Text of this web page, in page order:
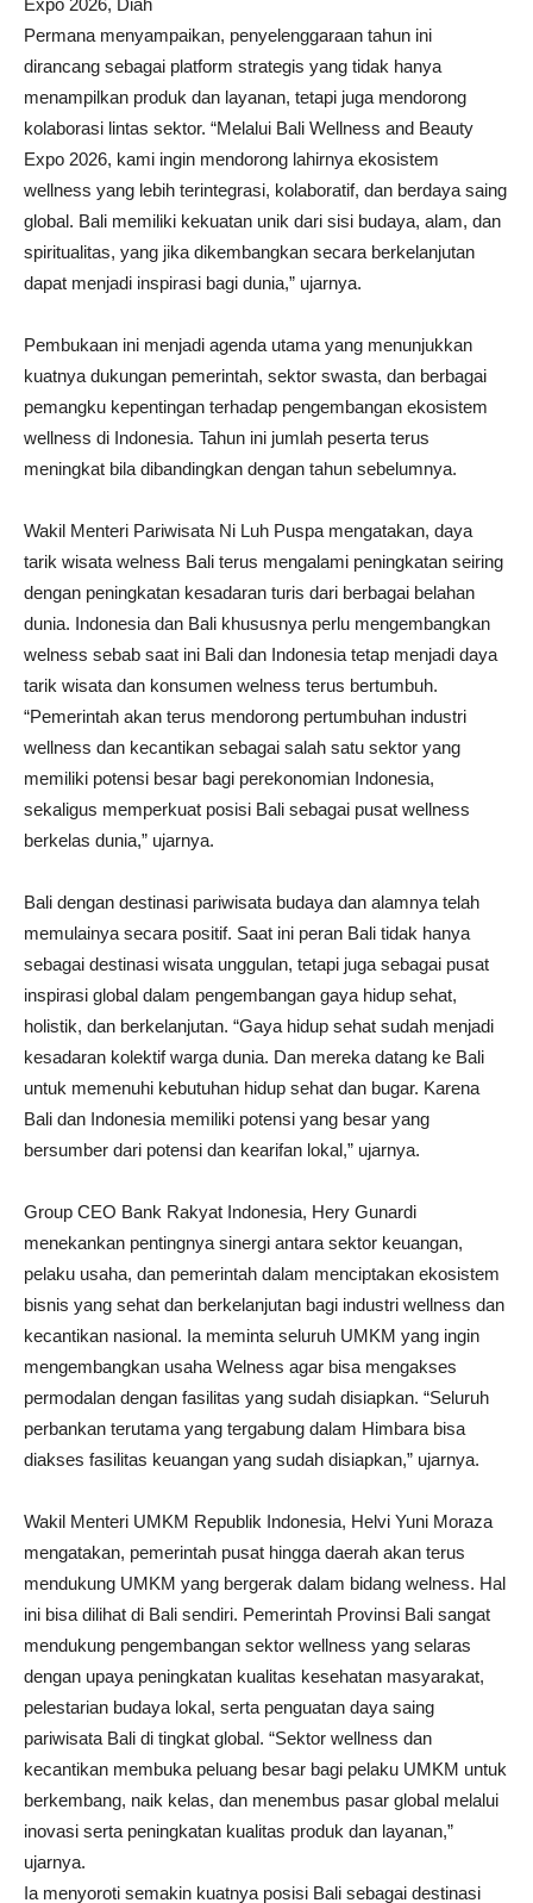
Expo 2026, Diah
Permana menyampaikan, penyelenggaraan tahun ini
dirancang sebagai platform strategis yang tidak hanya
menampilkan produk dan layanan, tetapi juga mendorong
kolaborasi lintas sektor. “Melalui Bali Wellness and Beauty
Expo 2026, kami ingin mendorong lahirnya ekosistem
wellness yang lebih terintegrasi, kolaboratif, dan berdaya saing
global. Bali memiliki kekuatan unik dari sisi budaya, alam, dan
spiritualitas, yang jika dikembangkan secara berkelanjutan
dapat menjadi inspirasi bagi dunia,” ujarnya.
Pembukaan ini menjadi agenda utama yang menunjukkan
kuatnya dukungan pemerintah, sektor swasta, dan berbagai
pemangku kepentingan terhadap pengembangan ekosistem
wellness di Indonesia. Tahun ini jumlah peserta terus
meningkat bila dibandingkan dengan tahun sebelumnya.
Wakil Menteri Pariwisata Ni Luh Puspa mengatakan, daya
tarik wisata welness Bali terus mengalami peningkatan seiring
dengan peningkatan kesadaran turis dari berbagai belahan
dunia. Indonesia dan Bali khususnya perlu mengembangkan
welness sebab saat ini Bali dan Indonesia tetap menjadi daya
tarik wisata dan konsumen welness terus bertumbuh.
“Pemerintah akan terus mendorong pertumbuhan industri
wellness dan kecantikan sebagai salah satu sektor yang
memiliki potensi besar bagi perekonomian Indonesia,
sekaligus memperkuat posisi Bali sebagai pusat wellness
berkelas dunia,” ujarnya.
Bali dengan destinasi pariwisata budaya dan alamnya telah
memulainya secara positif. Saat ini peran Bali tidak hanya
sebagai destinasi wisata unggulan, tetapi juga sebagai pusat
inspirasi global dalam pengembangan gaya hidup sehat,
holistik, dan berkelanjutan. “Gaya hidup sehat sudah menjadi
kesadaran kolektif warga dunia. Dan mereka datang ke Bali
untuk memenuhi kebutuhan hidup sehat dan bugar. Karena
Bali dan Indonesia memiliki potensi yang besar yang
bersumber dari potensi dan kearifan lokal,” ujarnya.
Group CEO Bank Rakyat Indonesia, Hery Gunardi
menekankan pentingnya sinergi antara sektor keuangan,
pelaku usaha, dan pemerintah dalam menciptakan ekosistem
bisnis yang sehat dan berkelanjutan bagi industri wellness dan
kecantikan nasional. Ia meminta seluruh UMKM yang ingin
mengembangkan usaha Welness agar bisa mengakses
permodalan dengan fasilitas yang sudah disiapkan. “Seluruh
perbankan terutama yang tergabung dalam Himbara bisa
diakses fasilitas keuangan yang sudah disiapkan,” ujarnya.
Wakil Menteri UMKM Republik Indonesia, Helvi Yuni Moraza
mengatakan, pemerintah pusat hingga daerah akan terus
mendukung UMKM yang bergerak dalam bidang welness. Hal
ini bisa dilihat di Bali sendiri. Pemerintah Provinsi Bali sangat
mendukung pengembangan sektor wellness yang selaras
dengan upaya peningkatan kualitas kesehatan masyarakat,
pelestarian budaya lokal, serta penguatan daya saing
pariwisata Bali di tingkat global. “Sektor wellness dan
kecantikan membuka peluang besar bagi pelaku UMKM untuk
berkembang, naik kelas, dan menembus pasar global melalui
inovasi serta peningkatan kualitas produk dan layanan,”
ujarnya.
Ia menyoroti semakin kuatnya posisi Bali sebagai destinasi